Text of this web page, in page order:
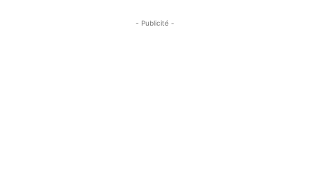
- Publicité -